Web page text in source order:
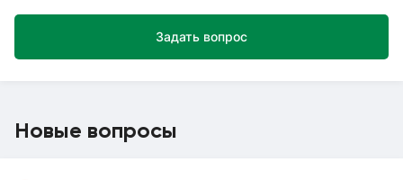
Задать вопрос
Новые вопросы